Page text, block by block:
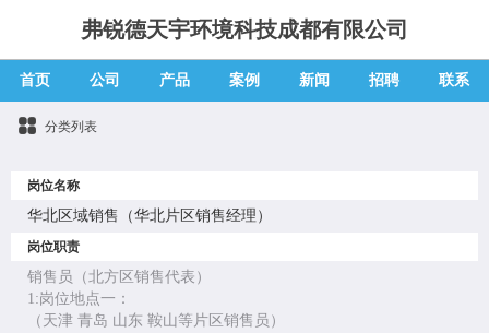
弗锐德天宇环境科技成都有限公司
首页 公司 产品 案例 新闻 招聘 联系
分类列表
岗位名称
华北区域销售（华北片区销售经理）
岗位职责
销售员（北方区销售代表）
1:岗位地点一：
（天津 青岛 山东 鞍山等片区销售员）